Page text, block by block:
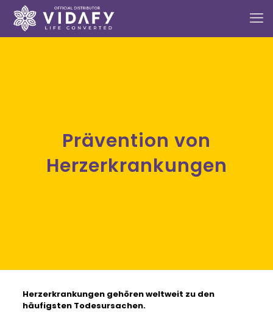
Prävention von
Herzerkrankungen
Herzerkrankungen gehören weltweit zu den
häufigsten Todesursachen.